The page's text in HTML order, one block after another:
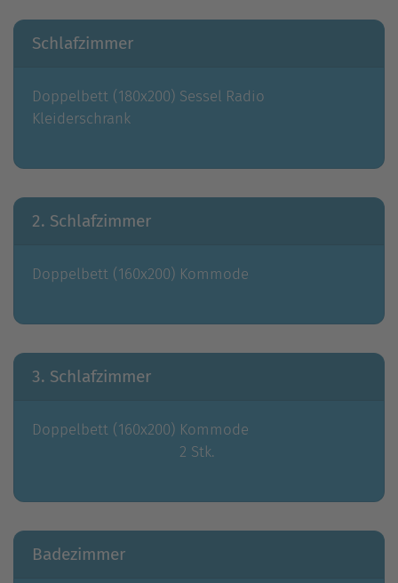
Schlafzimmer
Doppelbett (180x200) Sessel Radio
Kleiderschrank
2. Schlafzimmer
Doppelbett (160x200) Kommode
3. Schlafzimmer
Doppelbett (160x200) Kommode
2 Stk.
Badezimmer